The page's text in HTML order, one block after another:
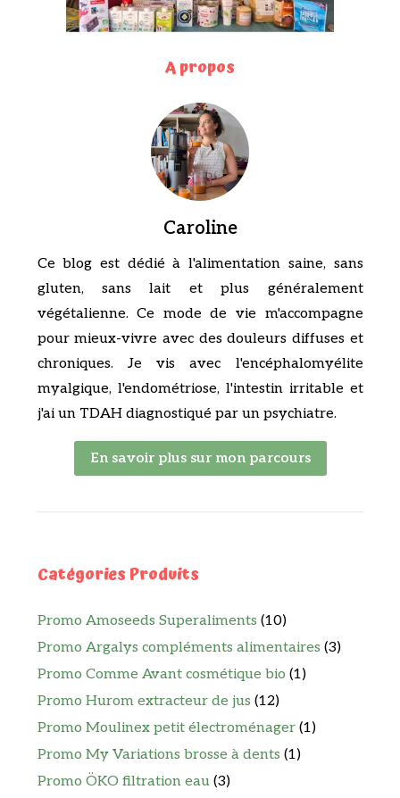
A propos
Caroline
Ce blog est dédié à l'alimentation saine, sans
gluten, sans lait et plus généralement
végétalienne. Ce mode de vie m'accompagne
pour mieux-vivre avec des douleurs diffuses et
chroniques. Je vis avec l'encéphalomyélite
myalgique, l'endométriose, l'intestin irritable et
j'ai un TDAH diagnostiqué par un psychiatre.
En savoir plus sur mon parcours
Catégories Produits
Promo Amoseeds Superaliments (10)
Promo Argalys compléments alimentaires (3)
Promo Comme Avant cosmétique bio (1)
Promo Hurom extracteur de jus (12)
Promo Moulinex petit électroménager (1)
Promo My Variations brosse à dents (1)
Promo ÖKO filtration eau (3)